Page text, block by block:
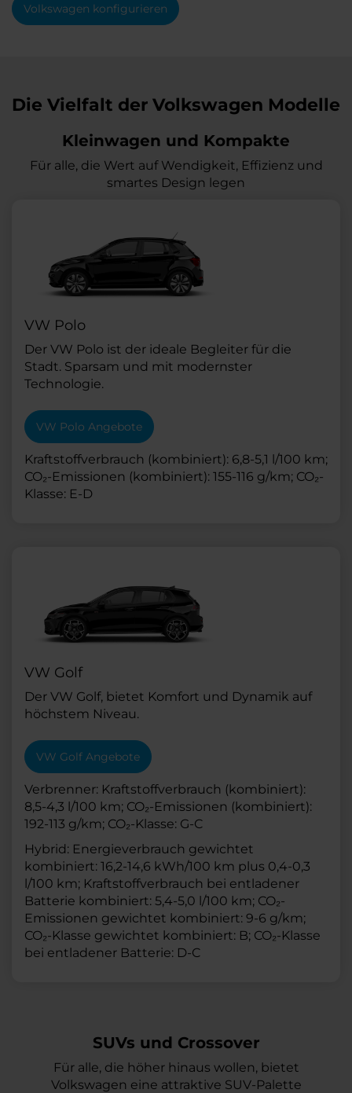
Volkswagen konfigurieren
Die Vielfalt der Volkswagen Modelle
Kleinwagen und Kompakte
Für alle, die Wert auf Wendigkeit, Effizienz und
smartes Design legen
VW Polo
Der VW Polo ist der ideale Begleiter für die
Stadt. Sparsam und mit modernster
Technologie.
VW Polo Angebote
Kraftstoffverbrauch (kombiniert): 6,8-5,1 l/100 km;
CO₂-Emissionen (kombiniert): 155-116 g/km; CO₂-
Klasse: E-D
VW Golf
Der VW Golf, bietet Komfort und Dynamik auf
höchstem Niveau.
VW Golf Angebote
Verbrenner: Kraftstoffverbrauch (kombiniert):
8,5-4,3 l/100 km; CO₂-Emissionen (kombiniert):
192-113 g/km; CO₂-Klasse: G-C
Hybrid: Energieverbrauch gewichtet
kombiniert: 16,2-14,6 kWh/100 km plus 0,4-0,3
l/100 km; Kraftstoffverbrauch bei entladener
Batterie kombiniert: 5,4-5,0 l/100 km; CO₂-
Emissionen gewichtet kombiniert: 9-6 g/km;
CO₂-Klasse gewichtet kombiniert: B; CO₂-Klasse
bei entladener Batterie: D-C
SUVs und Crossover
Für alle, die höher hinaus wollen, bietet
Volkswagen eine attraktive SUV-Palette